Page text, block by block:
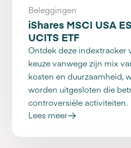
Beleggingen
iShares MSCI USA
UCITS ETF
Ontdek deze indextracker
keuze vanwege zijn mix
kosten en duurzaamheid,
worden uitgesloten die
controversiële activiteiten.
Lees meer